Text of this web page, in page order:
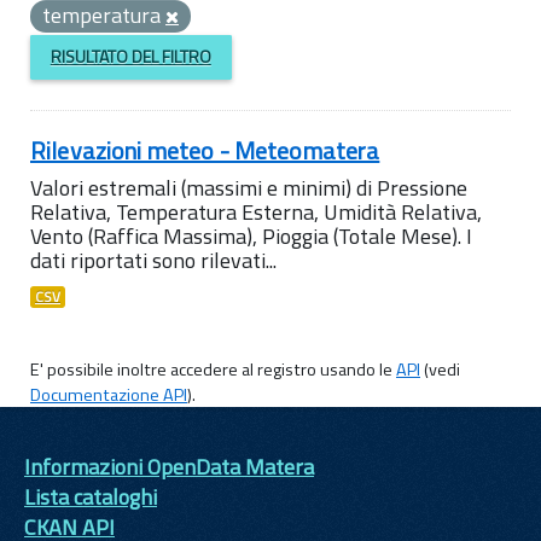
temperatura
RISULTATO DEL FILTRO
Rilevazioni meteo - Meteomatera
Valori estremali (massimi e minimi) di Pressione
Relativa, Temperatura Esterna, Umidità Relativa,
Vento (Raffica Massima), Pioggia (Totale Mese). I
dati riportati sono rilevati...
CSV
E' possibile inoltre accedere al registro usando leAPI(vedi
Documentazione API).
Informazioni OpenData Matera
Lista cataloghi
CKAN API